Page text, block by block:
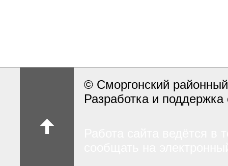
© Сморгонский
Разработка и поддержка